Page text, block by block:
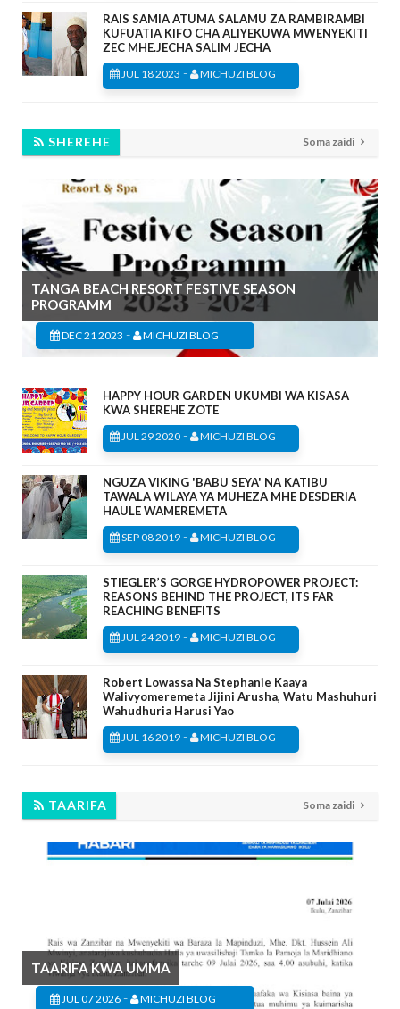
RAIS SAMIA ATUMA SALAMU ZA RAMBIRAMBI
KUFUATIA KIFO CHA ALIYEKUWA MWENYEKITI
ZEC MHE.JECHA SALIM JECHA
JUL 18 2023 - MICHUZI BLOG
SHEREHE Soma zaidi
TANGA BEACH RESORT FESTIVE SEASON
PROGRAMM
DEC 21 2023 - MICHUZI BLOG
HAPPY HOUR GARDEN UKUMBI WA KISASA
KWA SHEREHE ZOTE
JUL 29 2020 - MICHUZI BLOG
NGUZA VIKING 'BABU SEYA' NA KATIBU
TAWALA WILAYA YA MUHEZA MHE DESDERIA
HAULE WAMEREMETA
SEP 08 2019 - MICHUZI BLOG
STIEGLER’S GORGE HYDROPOWER PROJECT:
REASONS BEHIND THE PROJECT, ITS FAR
REACHING BENEFITS
JUL 24 2019 - MICHUZI BLOG
Robert Lowassa Na Stephanie Kaaya
Walivyomeremeta Jijini Arusha, Watu Mashuhuri
Wahudhuria Harusi Yao
JUL 16 2019 - MICHUZI BLOG
TAARIFA Soma zaidi
TAARIFA KWA UMMA
JUL 07 2026 - MICHUZI BLOG